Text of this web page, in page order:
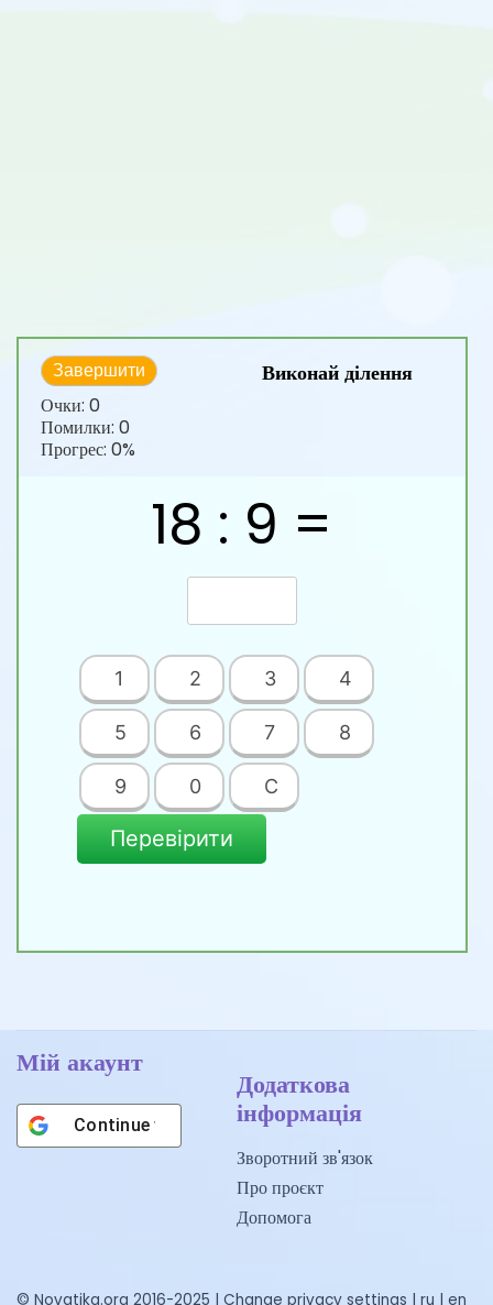
Завершити
Очки: 0
Помилки: 0
Прогрес: 0%
Виконай ділення
18 : 9 =
1 2 3 4
5 6 7 8
9 0 C
Перевірити
Мій акаунт
Continue with Google
Додаткова
інформація
Зворотний зв'язок
Про проєкт
Допомога
© Novatika.org 2016-2025 | Change privacy settings | ru | en